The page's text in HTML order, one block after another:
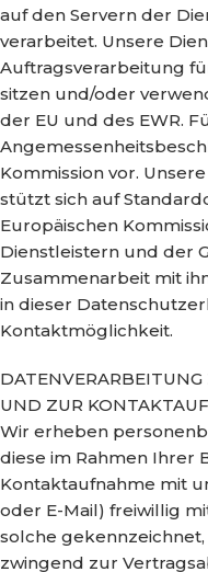
auf den Servern der
verarbeitet. Unsere
Auftragsverarbeitung
sitzen und/oder
der EU und des EWR.
Kommission vor.
stützt sich auf
Europäischen
Dienstleistern und der
Zusammenarbeit mit
in dieser
Kontaktmöglichkeit.
UND ZUR
Wir erheben
diese im Rahmen Ihrer
Kontaktaufnahme mit
oder E-Mail) freiwillig
solche
zwingend zur